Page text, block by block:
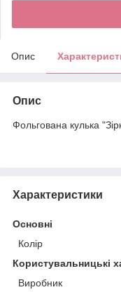
Опис
Опис
Фольгована кулька
Характеристики
Основні
Колір
Користувальницькі
Виробник